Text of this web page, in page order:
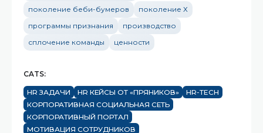
поколение беби-бумеров
поколение Х
программы признания
производство
сплочение команды
ценности
CATS:
HR ЗАДАЧИ HR КЕЙСЫ ОТ «ПРЯНИКОВ»
HR-TECH
КОРПОРАТИВНАЯ СОЦИАЛЬНАЯ СЕТЬ
КОРПОРАТИВНЫЙ ПОРТАЛ
МОТИВАЦИЯ СОТРУДНИКОВ